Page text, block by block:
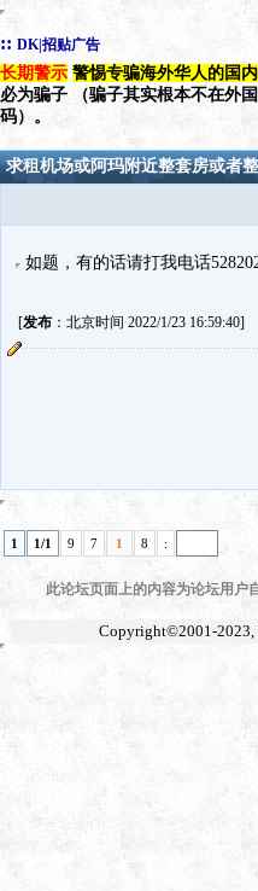
:: DK|招贴广告
长期警示 警惕专骗海外华人的国
必为骗子 （骗子其实根本不在外
码）。
求租机场或阿玛附近整套房或者
如题，有的话请打我电话
[发布：北京时间 2022/1/23 16:59:40]
1 1/1 9 7 1 8 :
此论坛页面上的内容为论坛用户
Copyright©2001-2023,